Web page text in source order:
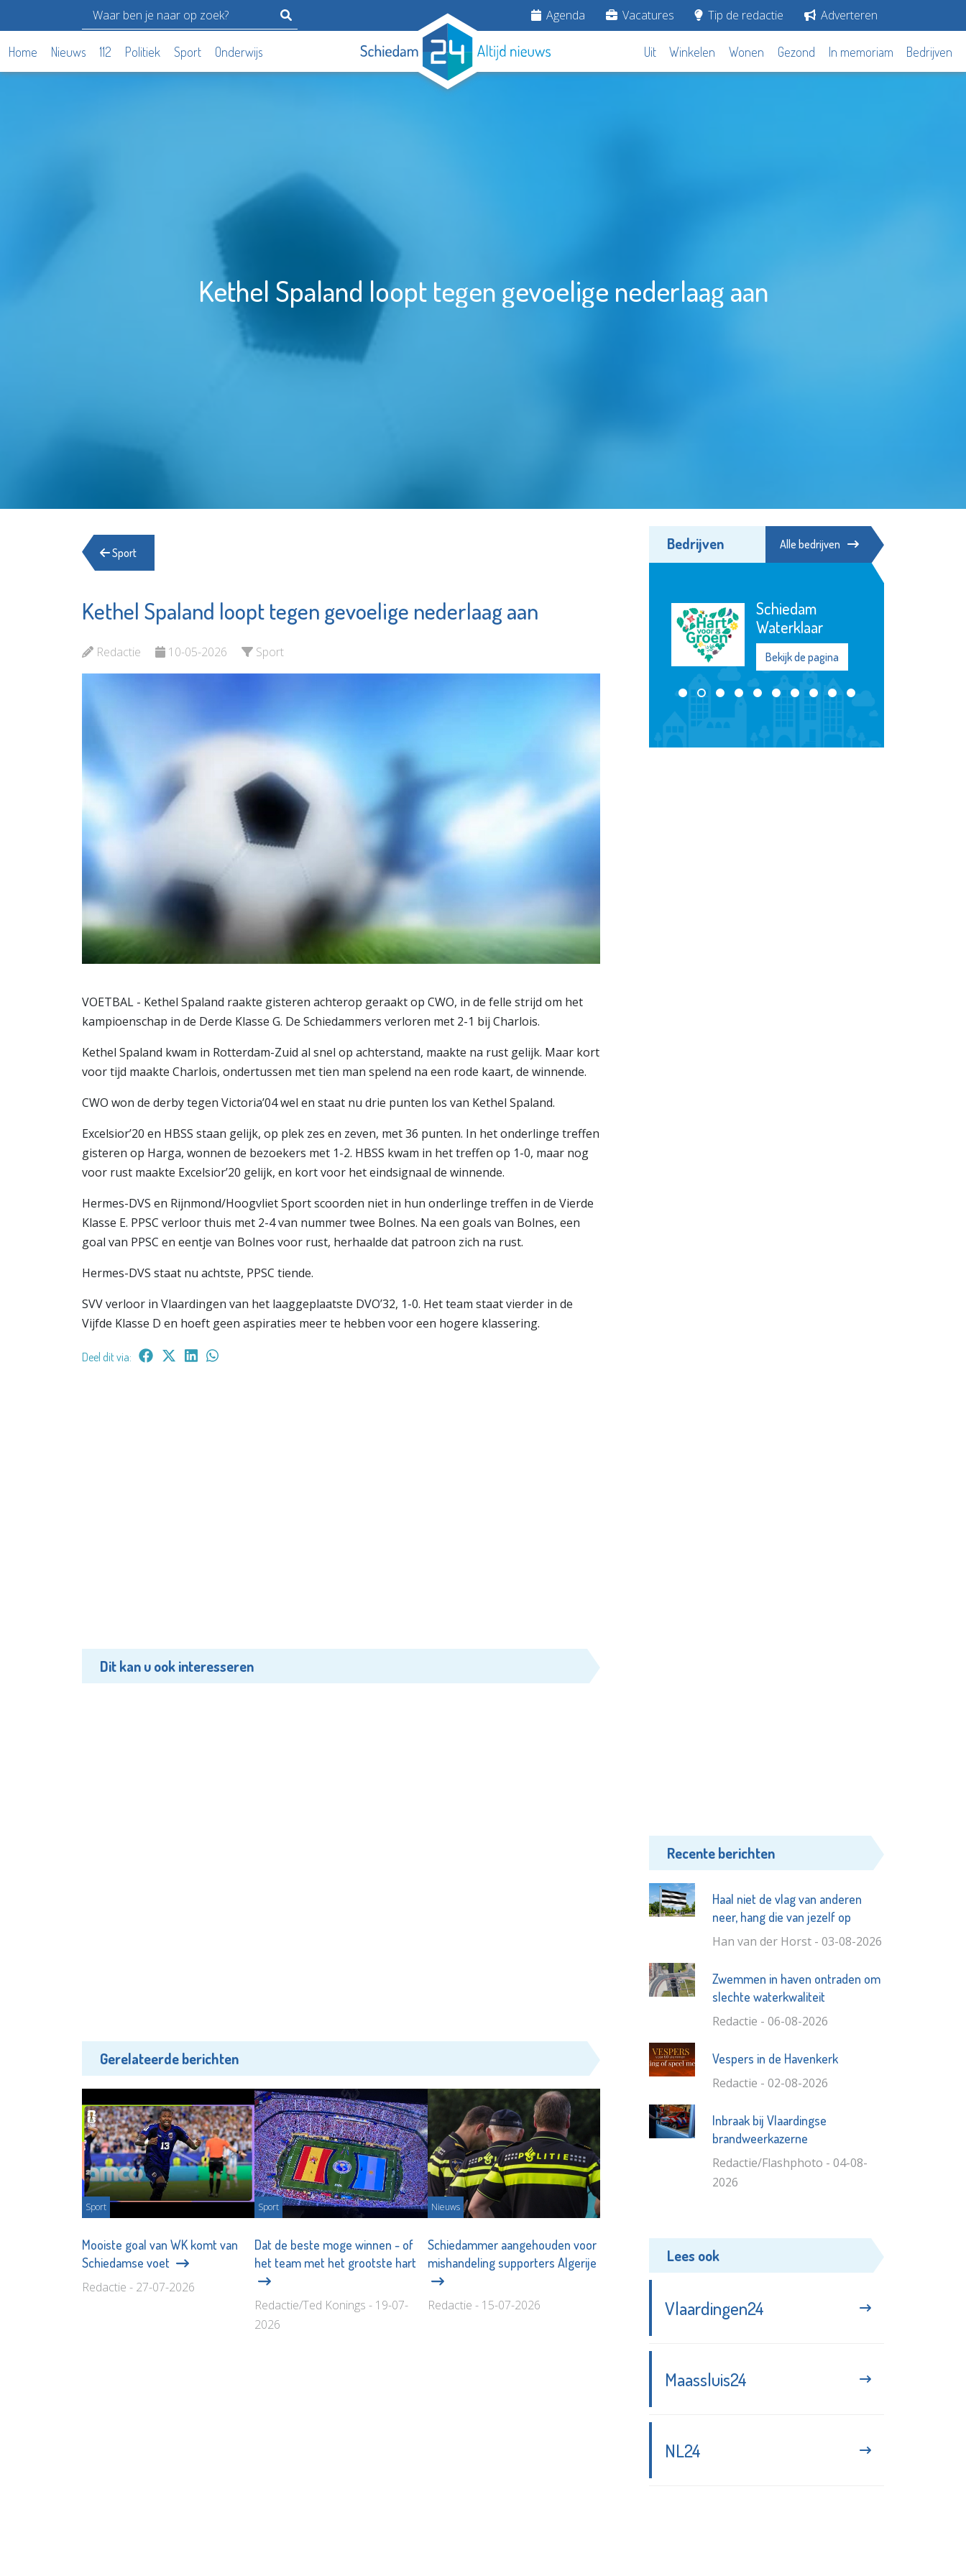
Agenda Vacatures Tip de redactie Adverteren
Home Nieuws 112 Politiek Sport Onderwijs Uit Winkelen Wonen Gezond In memoriam Bedrijven
Kethel Spaland loopt tegen gevoelige nederlaag aan
Sport
Kethel Spaland loopt tegen gevoelige nederlaag aan
Redactie 10-05-2026 Sport
VOETBAL - Kethel Spaland raakte gisteren achterop geraakt op CWO, in de felle strijd om het
kampioenschap in de Derde Klasse G. De Schiedammers verloren met 2-1 bij Charlois.
Kethel Spaland kwam in Rotterdam-Zuid al snel op achterstand, maakte na rust gelijk. Maar kort
voor tijd maakte Charlois, ondertussen met tien man spelend na een rode kaart, de winnende.
CWO won de derby tegen Victoria’04 wel en staat nu drie punten los van Kethel Spaland.
Excelsior’20 en HBSS staan gelijk, op plek zes en zeven, met 36 punten. In het onderlinge treffen
gisteren op Harga, wonnen de bezoekers met 1-2. HBSS kwam in het treffen op 1-0, maar nog
voor rust maakte Excelsior’20 gelijk, en kort voor het eindsignaal de winnende.
Hermes-DVS en Rijnmond/Hoogvliet Sport scoorden niet in hun onderlinge treffen in de Vierde
Klasse E. PPSC verloor thuis met 2-4 van nummer twee Bolnes. Na een goals van Bolnes, een
goal van PPSC en eentje van Bolnes voor rust, herhaalde dat patroon zich na rust.
Hermes-DVS staat nu achtste, PPSC tiende.
SVV verloor in Vlaardingen van het laaggeplaatste DVO’32, 1-0. Het team staat vierder in de
Vijfde Klasse D en hoeft geen aspiraties meer te hebben voor een hogere klassering.
Deel dit via:
Dit kan u ook interesseren
Gerelateerde berichten
Sport
Mooiste goal van WK komt van
Schiedamse voet
Redactie - 27-07-2026
Sport
Dat de beste moge winnen - of
het team met het grootste hart
Redactie/Ted Konings - 19-07-
2026
Nieuws
Schiedammer aangehouden voor
mishandeling supporters Algerije
Redactie - 15-07-2026
Bedrijven Alle bedrijven
Bekijk de pagina
Poppodium De
Kroepoekfabriek
Bekijk de pagina
De Maatschappij
Departement
Schiedam
Waterklaar
Bekijk de pagina
Recente berichten
Haal niet de vlag van anderen
neer, hang die van jezelf op
Han van der Horst - 03-08-2026
Zwemmen in haven ontraden om
slechte waterkwaliteit
Redactie - 06-08-2026
Vespers in de Havenkerk
Redactie - 02-08-2026
Inbraak bij Vlaardingse
brandweerkazerne
Redactie/Flashphoto - 04-08-
2026
Lees ook
Vlaardingen24
Maassluis24
NL24